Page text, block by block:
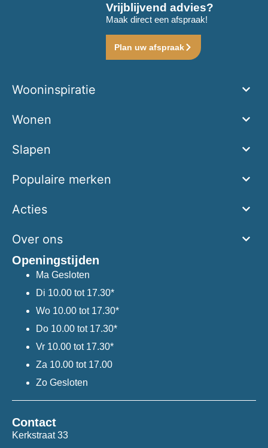
Vrijblijvend advies?
Maak direct een afspraak!
Plan uw afspraak
Wooninspiratie
Wonen
Slapen
Populaire merken
Acties
Over ons
Openingstijden
Ma Gesloten
Di 10.00 tot 17.30*
Wo 10.00 tot 17.30*
Do 10.00 tot 17.30*
Vr 10.00 tot 17.30*
Za 10.00 tot 17.00
Zo Gesloten
Contact
Kerkstraat 33